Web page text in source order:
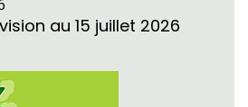
au 15 juillet 2026